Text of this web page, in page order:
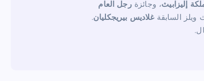
إليزابيث، وجائزةرجل العام
ويلز السابقةغلاديس بيريجكليان.